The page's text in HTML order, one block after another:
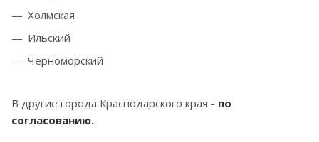
Холмская
Ильский
Черноморский
В другие города Краснодарского края - по
согласованию.